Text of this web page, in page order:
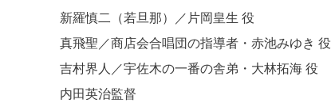
新羅慎二（若旦那）／片岡皇生 役
真飛聖／商店会合唱団の指導者・赤池みゆき 役
吉村界人／宇佐木の一番の舎弟・大林拓海 役
内田英治監督